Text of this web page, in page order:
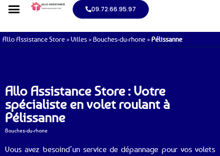
09.72.66.95.97
Allo Assistance Store >Villes >Bouches-du-rhone >Pélissanne
Allo Assistance Store : Votre
spécialiste en volet roulant à
Pélissanne
Bouches-du-rhone
Vous avez besoind’un service de dépannage pour vos volets